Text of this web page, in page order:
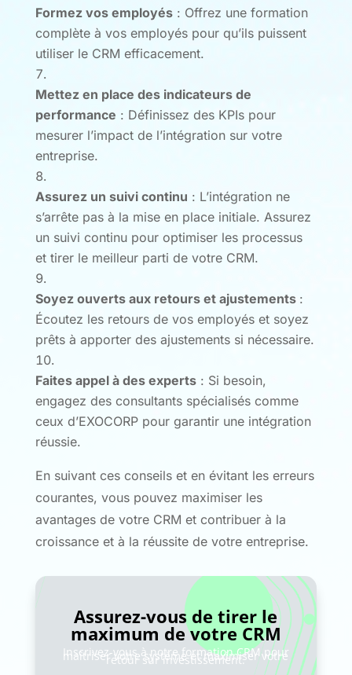
Formez vos employés: Offrez une formation
complète à vos employés pour qu’ils puissent
utiliser le CRM efficacement.
Mettez en place des indicateurs de
performance : Définissez des KPIs pour
mesurer l’impact de l’intégration sur votre
entreprise.
Assurez un suivi continu : L’intégration ne
s’arrête pas à la mise en place initiale. Assurez
un suivi continu pour optimiser les processus
et tirer le meilleur parti de votre CRM.
Soyez ouverts aux retours et ajustements :
Écoutez les retours de vos employés et soyez
prêts à apporter des ajustements si nécessaire.
Faites appel à des experts: Si besoin,
engagez des consultants spécialisés comme
ceux d’EXOCORP pour garantir une intégration
réussie.
En suivant ces conseils et en évitant les erreurs
courantes, vous pouvez maximiser les
avantages de votre CRM et contribuer à la
croissance et à la réussite de votre entreprise.
Assurez-vous de tirer le
maximum de votre CRM
Inscrivez-vous à notre formation CRM pour
maîtriser votre système et maximiser votre
retour sur investissement.